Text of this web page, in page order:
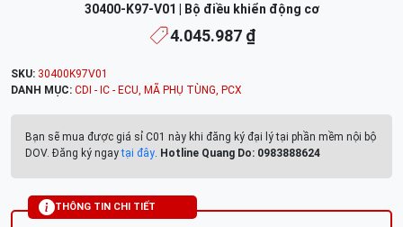
30400-K97-V01 | Bộ điều khiển động cơ
4.045.987 ₫
SKU: 30400K97V01
DANH MỤC: CDI - IC - ECU, MÃ PHỤ TÙNG, PCX
Bạn sẽ mua được giá sỉ C01 này khi đăng ký đại lý tại phần mềm nội bộ
DOV. Đăng ký ngaytại đây. Hotline Quang Do: 0983888624
THÔNG TIN CHI TIẾT